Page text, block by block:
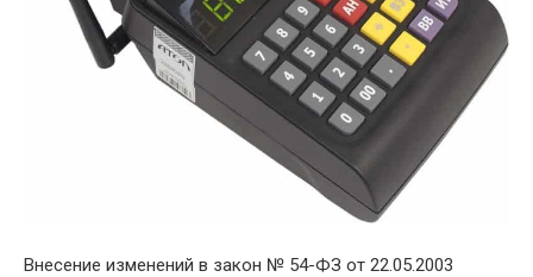
Внесение изменений в закон № 54-ФЗ от 22.05.2003